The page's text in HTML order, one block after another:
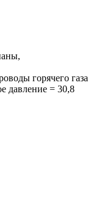
горячего газа
давление = 30,8